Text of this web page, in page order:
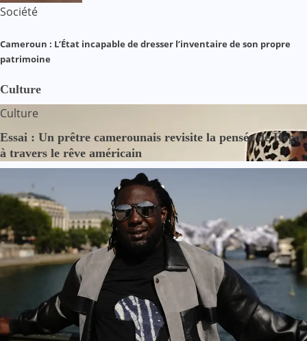
Société
Cameroun : L’État incapable de dresser l’inventaire de son propre
patrimoine
Culture
Culture
Essai : Un prêtre camerounais revisite la pensée de Hegel
à travers le rêve américain